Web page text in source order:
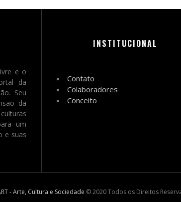
e o
da
Seu
da
um
e suas
INSTITUCIONAL
Contato
Colaboradores
Conceito
- Arte, Cultura e Sociedade © 2020 Todos os Direitos